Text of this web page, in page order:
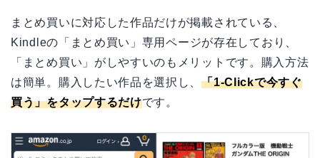
まとめ買いに対応した作品だけが掲載されている、
Kindleの「まとめ買い」専用ページが存在しており、
「まとめ買い」がしやすいのもメリットです。購入方法
は簡単。購入したい作品を選択し、「1-Clickで今すぐ
買う」をタップするだけです。